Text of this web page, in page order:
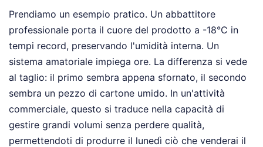
Prendiamo un esempio pratico. Un abbattitore
professionale porta il cuore del prodotto a -18°C in
tempi record, preservando l'umidità interna. Un
sistema amatoriale impiega ore. La differenza si vede
al taglio: il primo sembra appena sfornato, il secondo
sembra un pezzo di cartone umido. In un'attività
commerciale, questo si traduce nella capacità di
gestire grandi volumi senza perdere qualità,
permettendoti di produrre il lunedì ciò che venderai il